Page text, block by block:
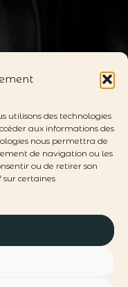
utilisons des technologies
aux informations des
nous permettra de
de navigation ou les
ou de retirer son
certaines